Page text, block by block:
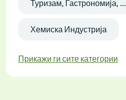
Туризам, Гастрономија, ...
Хемиска Индустрија
Прикажи ги сите категории